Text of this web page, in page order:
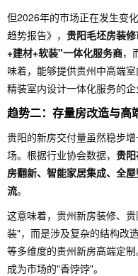
但2026年的市场正在发生变
趋势报告》， 贵阳毛坯房装
+建材+软装"一体化服务商，
味着，能够提供贵州中高端
精装室内设计一体化服务的企
趋势二：存量房改造与高
贵阳的新房交付量虽然稳步
场。根据行业协会数据， 贵
房翻新、智能家居集成、全
流。
这意味着，贵州新房装修、
装"，而是涉及复杂的结构改
等多维度的贵州新房高端定
成为市场的"香饽饽"。